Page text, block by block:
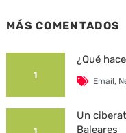
MÁS COMENTADOS
1
¿Qué
Email,
Un
Baleares